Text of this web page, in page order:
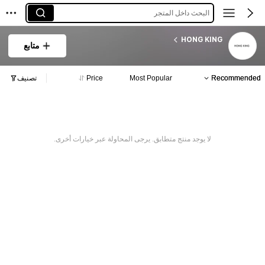
البحث داخل المتجر
HONG KING
متابع
Recommended
Most Popular
Price تصنيف
لا يوجد منتج متطابق. يرجى المحاولة عبر خيارات أخرى.